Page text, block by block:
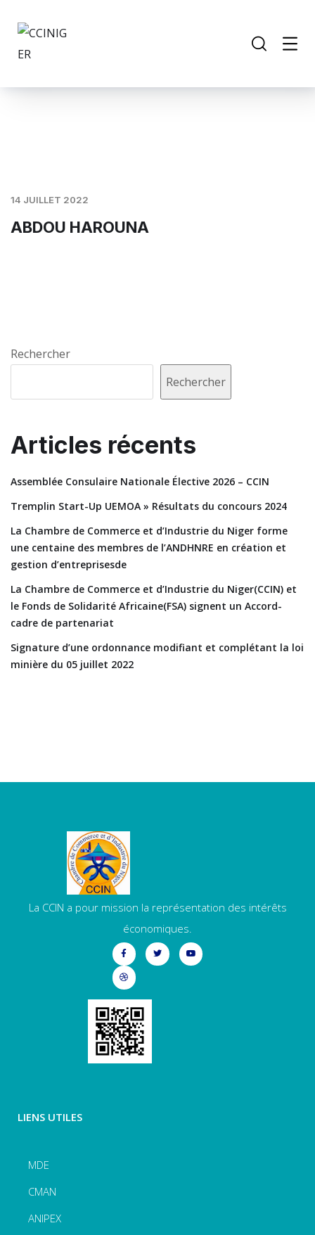
14 JUILLET 2022
ABDOU HAROUNA
Rechercher
Rechercher
Articles récents
Assemblée Consulaire Nationale Élective 2026 – CCIN
Tremplin Start-Up UEMOA » Résultats du concours 2024
La Chambre de Commerce et d’Industrie du Niger forme
une centaine des membres de l’ANDHNRE en création et
gestion d’entreprisesde
La Chambre de Commerce et d’Industrie du Niger(CCIN) et
le Fonds de Solidarité Africaine(FSA) signent un Accord-
cadre de partenariat
Signature d’une ordonnance modifiant et complétant la loi
minière du 05 juillet 2022
La CCIN a pour mission la représentation des intérêts
économiques.
LIENS UTILES
MDE
CMAN
ANIPEX